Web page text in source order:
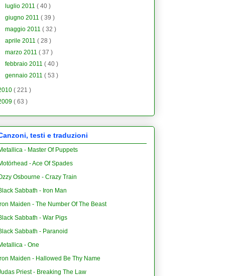
luglio 2011( 40 )
giugno 2011( 39 )
maggio 2011( 32 )
aprile 2011( 28 )
marzo 2011( 37 )
febbraio 2011( 40 )
gennaio 2011( 53 )
( 221 )
( 63 )
testi e traduzioni
- Master Of Puppets
- Ace Of Spades
Osbourne - Crazy Train
Sabbath - Iron Man
Maiden - The Number Of The Beast
Sabbath - War Pigs
Sabbath - Paranoid
- One
Maiden - Hallowed Be Thy Name
Priest - Breaking The Law